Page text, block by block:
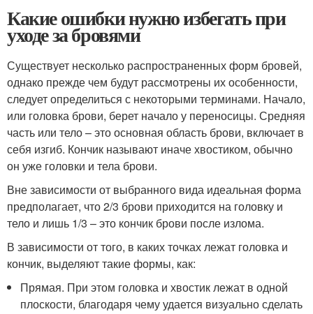
Какие ошибки нужно избегать при
уходе за бровями
Существует несколько распространенных форм бровей,
однако прежде чем будут рассмотрены их особенности,
следует определиться с некоторыми терминами. Начало,
или головка брови, берет начало у переносицы. Средняя
часть или тело – это основная область брови, включает в
себя изгиб. Кончик называют иначе хвостиком, обычно
он уже головки и тела брови.
Вне зависимости от выбранного вида идеальная форма
предполагает, что 2/3 брови приходится на головку и
тело и лишь 1/3 – это кончик брови после излома.
В зависимости от того, в каких точках лежат головка и
кончик, выделяют такие формы, как:
Прямая. При этом головка и хвостик лежат в одной
плоскости, благодаря чему удается визуально сделать